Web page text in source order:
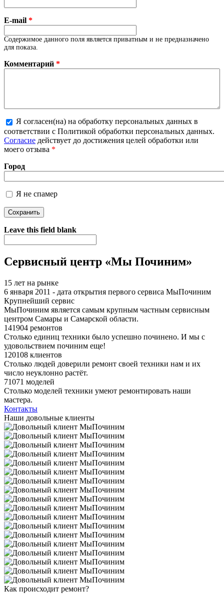
E-mail *
Содержимое данного поля является приватным и не предназначено
для показа.
Комментарий *
Более подробная информация о текстовых форматах
Я согласен(на) на обработку персональных данных в
соответствии с Политикой обработки персональных данных.
Согласие действует до достижения целей обработки или
моего отзыва *
Город
Я не спамер
Я спамер
Leave this field blank
Сервисный центр «Мы Починим»
15 лет на рынке
6 января 2011 - дата открытия первого сервиса МыПочиним
Крупнейший сервис
МыПочиним является самым крупным частным сервисным
центром Самары и Самарской области.
141904 ремонтов
Столько единиц техники было успешно починено. И мы с
удовольствием починим еще!
120108 клиентов
Столько людей доверили ремонт своей техники нам и их
число неуклонно растёт.
71071 моделей
Столько моделей техники умеют ремонтировать наши
мастера.
Контакты
Наши довольные клиенты
Как происходит ремонт?